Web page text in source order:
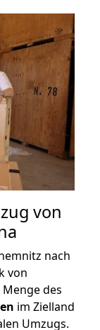
von
nach
von
des
im Zielland
Umzugs.